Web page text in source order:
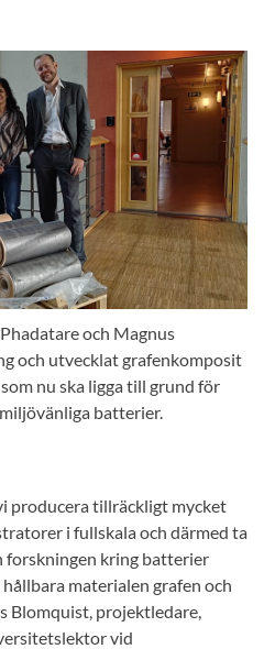
och Magnus
och utvecklat grafenkomposit
nu ska ligga till grund för
batterier.
producera tillräckligt mycket
i fullskala och därmed ta
forskningen kring batterier
materialen grafen och
Blomquist, projektledare,
vid